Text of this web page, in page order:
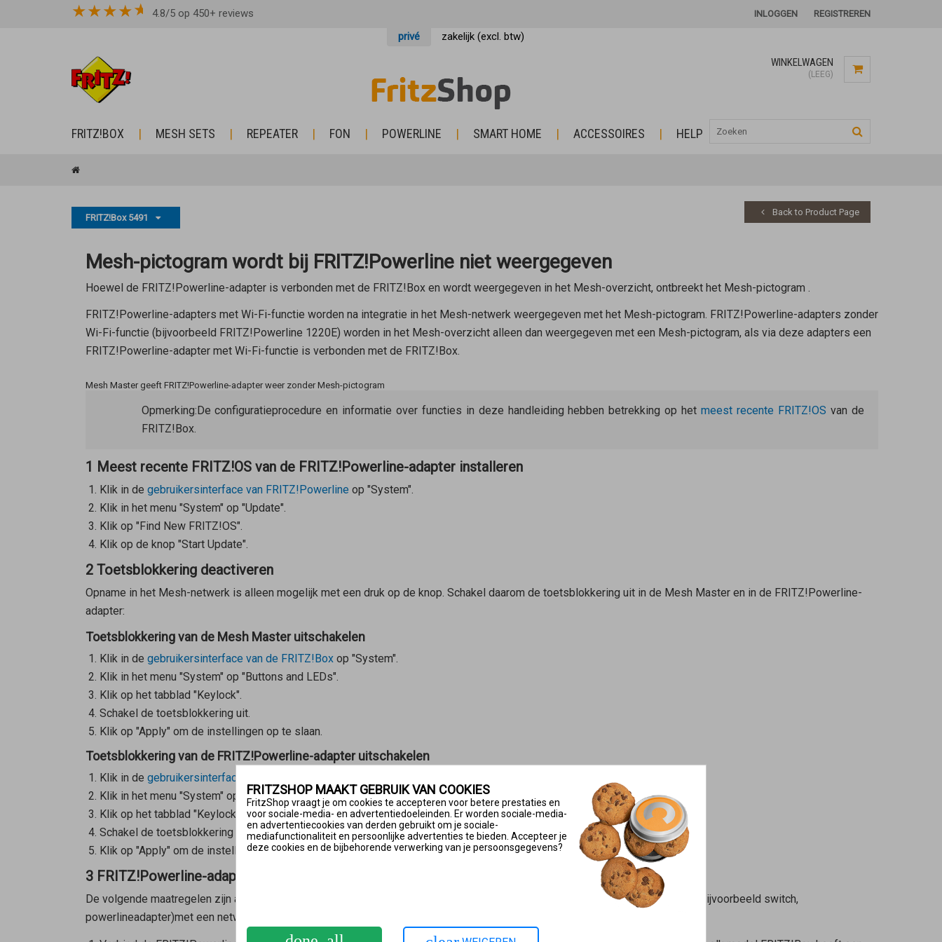
★★★★ 4.8/5 op 450+ reviews INLOGGEN REGISTREREN
privé zakelijk (excl. btw)
WINKELWAGEN
(LEEG)
FRITZ!BOX MESH SETS REPEATER FON POWERLINE SMART HOME ACCESSOIRES HELP
FRITZ!Box 5491
Back to Product Page
Mesh-pictogram wordt bij FRITZ!Powerline niet weergegeven
Hoewel de FRITZ!Powerline-adapter is verbonden met de FRITZ!Box en wordt weergegeven in het Mesh-overzicht, ontbreekt het Mesh-pictogram
FRITZ!Powerline-adapters met Wi-Fi-functie worden na integratie in het Mesh-netwerk weergegeven met het Mesh-pictogram. FRITZ!Powerline-adapters zonder
Wi-Fi-functie (bijvoorbeeld FRITZ!Powerline 1220E) worden in het Mesh-overzicht alleen dan weergegeven met een Mesh-pictogram, als via deze adapters een
FRITZ!Powerline-adapter met Wi-Fi-functie is verbonden met de FRITZ!Box.
Mesh Master geeft FRITZ!Powerline-adapter weer zonder Mesh-pictogram
Opmerking: De configuratieprocedure en informatie over functies in deze handleiding hebben betrekking op het meest recente FRITZ!OS van de
FRITZ!Box.
1 Meest recente FRITZ!OS van de FRITZ!Powerline-adapter installeren
Klik in de gebruikersinterface van FRITZ!Powerline op "System".
Klik in het menu "System" op "Update".
Klik op "Find New FRITZ!OS".
Klik op de knop "Start Update".
2 Toetsblokkering deactiveren
Opname in het Mesh-netwerk is alleen mogelijk met een druk op de knop. Schakel daarom de toetsblokkering uit in de Mesh Masteren in de FRITZ!Powerline-
adapter:
Toetsblokkering van de Mesh Master uitschakelen
Klik in de gebruikersinterface van de FRITZ!Boxop "System".
Klik in het menu "System" op "Buttons and LEDs".
Klik op het tabblad "Keylock".
Schakel de toetsblokkering uit.
Klik op "Apply" om de instellingen op te slaan.
Toetsblokkering van de FRITZ!Powerline-adapter uitschakelen
Klik in de gebruikersinterface van FRITZ!Powerline
Klik in het menu "System" op "Buttons and LEDs".
Klik op het tabblad "Keylock".
Schakel de toetsblokkering uit.
Klik op "Apply" om de instellingen op te slaan.
3 FRITZ!Powerline-adapter rechtstreeks met Mesh Master verbinden
De volgende maatregelen zijn alleen noodzakelijk als de FRITZ!Powerline-adapter via een apparaat van een andere fabrikant (bijvoorbeeld switch,
powerlineadapter)met een netwerkkabel met de
FRITZSHOP MAAKT GEBRUIK VAN COOKIES
FritzShop vraagt je om cookies te accepteren voor betere prestaties en
voor sociale-media- en advertentiedoeleinden. Er worden sociale-media-
en advertentiecookies van derden gebruikt om je sociale-
mediafunctionaliteit en persoonlijke advertenties te bieden. Accepteer je
deze cookies en de bijbehorende verwerking van je persoonsgegevens?